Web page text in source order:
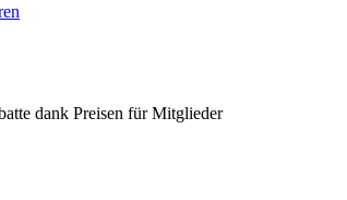
dank Preisen für Mitglieder